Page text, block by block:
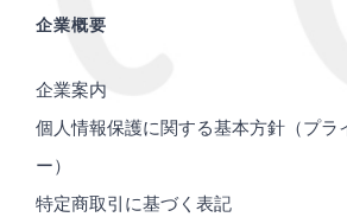
企業概要
企業案内
個人情報保護に関する基本方針（プラ
ー）
特定商取引に基づく表記